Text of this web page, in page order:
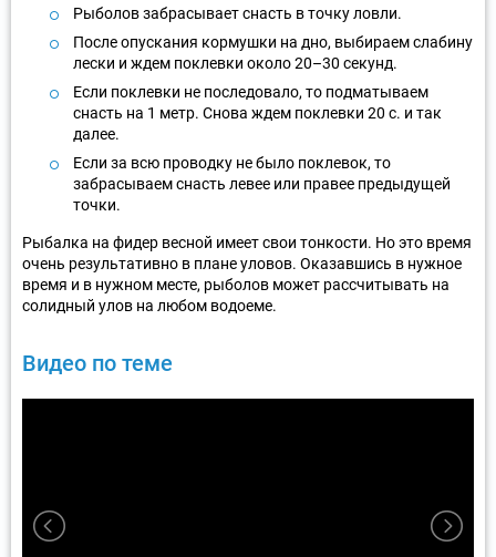
Рыболов забрасывает снасть в точку ловли.
После опускания кормушки на дно, выбираем слабину
лески и ждем поклевки около 20–30 секунд.
Если поклевки не последовало, то подматываем
снасть на 1 метр. Снова ждем поклевки 20 с. и так
далее.
Если за всю проводку не было поклевок, то
забрасываем снасть левее или правее предыдущей
точки.
Рыбалка на фидер весной имеет свои тонкости. Но это время
очень результативно в плане уловов. Оказавшись в нужное
время и в нужном месте, рыболов может рассчитывать на
солидный улов на любом водоеме.
Видео по теме